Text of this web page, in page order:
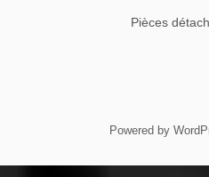
Pièces
Powered by